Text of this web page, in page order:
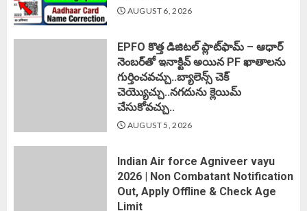
AUGUST 6, 2026
EPFO కొత్త డిజిటల్ ప్లాట్‌ఫామ్‌ – ఆధార్
నెంబర్‌తో ఇనాక్టివ్ అయిన PF ఖాతాలను
గుర్తించవచ్చు..బ్యాలెన్స్ చెక్
చెయ్యొచ్చు..నగదును క్లెయిమ్
చేసుకోవచ్చు..
AUGUST 5, 2026
Indian Air force Agniveer vayu
2026 | Non Combatant Notification
Out, Apply Offline & Check Age
Limit